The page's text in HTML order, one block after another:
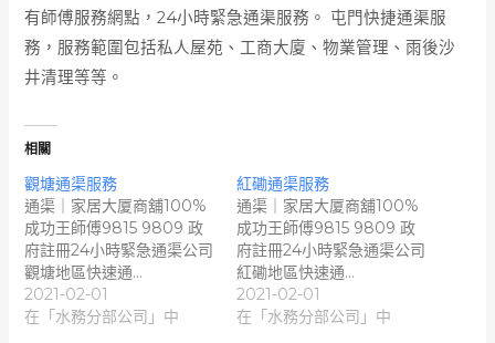
有師傅服務網點，24小時緊急通渠服務。 屯門快捷通渠服
務，服務範圍包括私人屋苑、工商大廈、物業管理、雨後沙
井清理等等。
相關
觀塘通渠服務
通渠｜家居大厦商舖100%
成功王師傅9815 9809 政
府註冊24小時緊急通渠公司
觀塘地區快速通…
2021-02-01
在「水務分部公司」中
紅磡通渠服務
通渠｜家居大厦商舖100%
成功王師傅9815 9809 政
府註冊24小時緊急通渠公司
紅磡地區快速通…
2021-02-01
在「水務分部公司」中